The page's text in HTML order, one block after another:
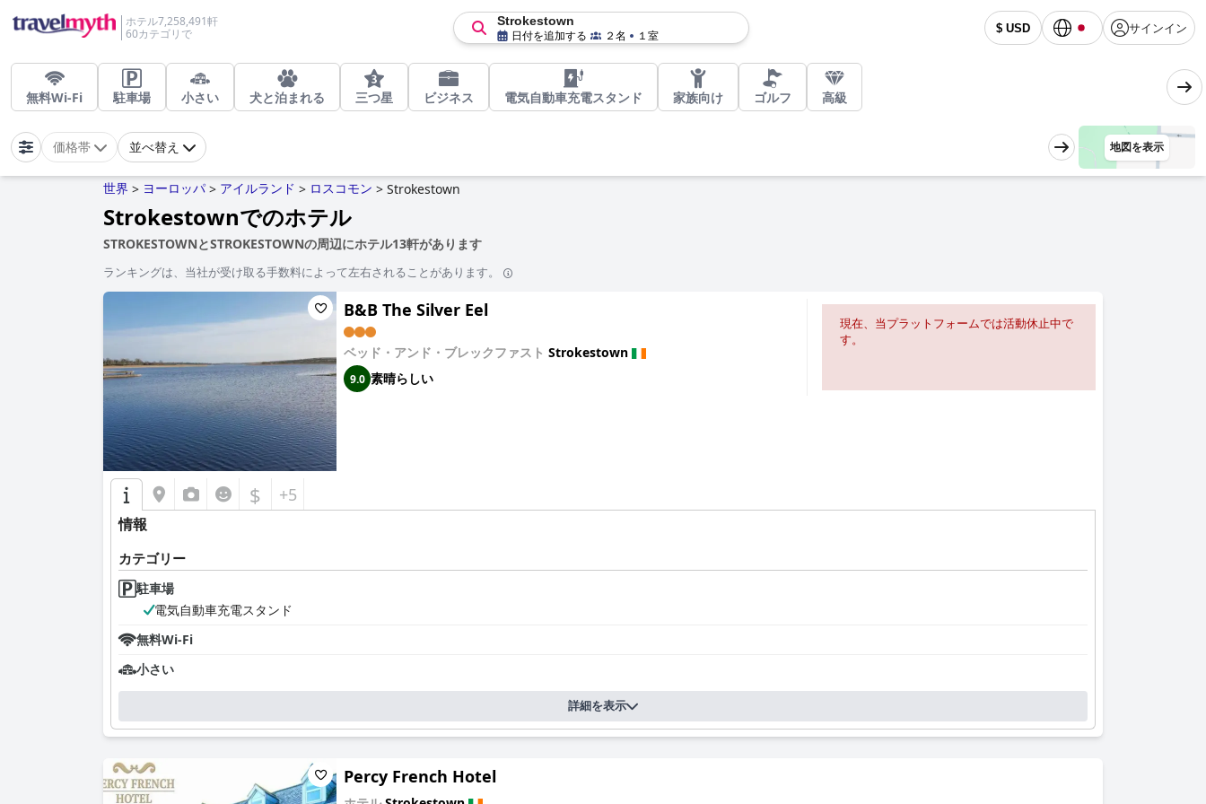
ホテル7,258,491軒
60カテゴリで
$ USD サインイン
Strokestown
日付を追加する ２名 １室
無料Wi-Fi 駐車場 小さい 犬と泊まれる 三つ星 ビジネス 電気自動車充電スタンド 家族向け ゴルフ 高級
価格帯 並べ替え 地図を表示
世界 > ヨーロッパ > アイルランド > ロスコモン > Strokestown
Strokestownでのホテル
STROKESTOWNとSTROKESTOWNの周辺にホテル13軒があります
ランキングは、当社が受け取る手数料によって左右されることがあります。
B&B The Silver Eel
ベッド・アンド・ブレックファスト Strokestown
9.0 素晴らしい
現在、当プラットフォームでは活動休止中で
す。
$ +5
情報
カテゴリー
駐車場
電気自動車充電スタンド
無料Wi-Fi
小さい
詳細を表示
Percy French Hotel